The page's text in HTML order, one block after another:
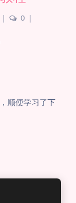
| 0
|
顺便学习了下